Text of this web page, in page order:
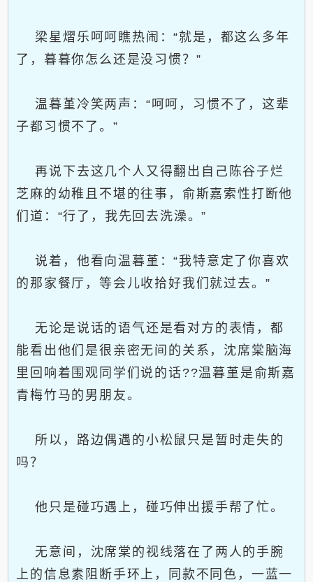
梁星熠乐呵呵瞧热闹：“就是，都这么多年
了，暮暮你怎么还是没习惯？”
温暮堇冷笑两声：“呵呵，习惯不了，这辈
子都习惯不了。”
再说下去这几个人又得翻出自己陈谷子烂
芝麻的幼稚且不堪的往事，俞斯嘉索性打断他
们道：“行了，我先回去洗澡。”
说着，他看向温暮堇：“我特意定了你喜欢
的那家餐厅，等会儿收拾好我们就过去。”
无论是说话的语气还是看对方的表情，都
能看出他们是很亲密无间的关系，沈席棠脑海
里回响着围观同学们说的话??温暮堇是俞斯嘉
青梅竹马的男朋友。
所以，路边偶遇的小松鼠只是暂时走失的
吗？
他只是碰巧遇上，碰巧伸出援手帮了忙。
无意间，沈席棠的视线落在了两人的手腕
上的信息素阻断手环上，同款不同色，一蓝一